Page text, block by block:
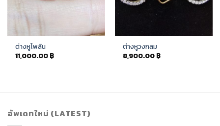
ต่างหูไพลิน
11,000.00 ฿
ต่างหูวงกลม
8,900.00 ฿
อัพเดทใหม่ (LATEST)